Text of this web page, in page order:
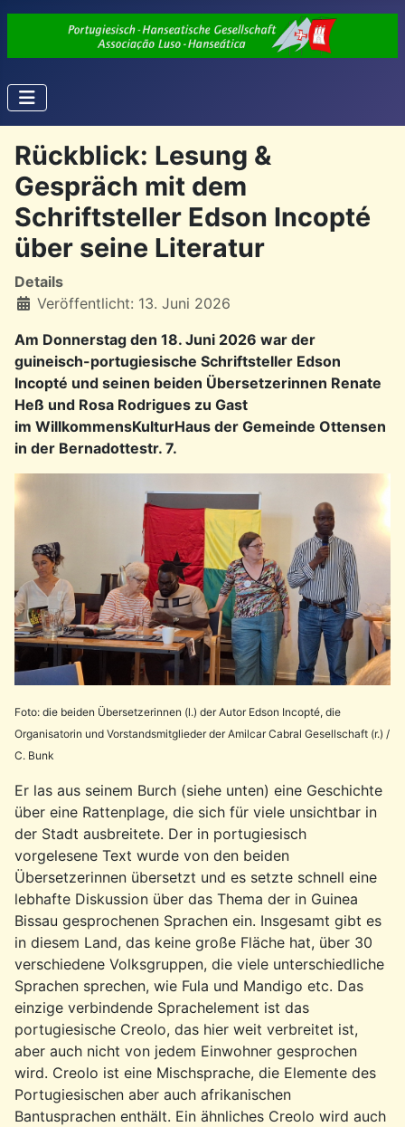
Rückblick: Lesung &
Gespräch mit dem
Schriftsteller Edson Incopté
über seine Literatur
Details
Veröffentlicht: 13. Juni 2026
Am Donnerstag den 18. Juni 2026 war der
guineisch-portugiesische Schriftsteller Edson
Incopté und seinen beiden Übersetzerinnen Renate
Heß und Rosa Rodrigues zu Gast
im WillkommensKulturHaus der Gemeinde Ottensen
in der Bernadottestr. 7.
Foto: die beiden Übersetzerinnen (l.) der Autor Edson Incopté, die
Organisatorin und Vorstandsmitglieder der Amilcar Cabral Gesellschaft (r.) /
C. Bunk
Er las aus seinem Burch (siehe unten) eine Geschichte
über eine Rattenplage, die sich für viele unsichtbar in
der Stadt ausbreitete. Der in portugiesisch
vorgelesene Text wurde von den beiden
Übersetzerinnen übersetzt und es setzte schnell eine
lebhafte Diskussion über das Thema der in Guinea
Bissau gesprochenen Sprachen ein. Insgesamt gibt es
in diesem Land, das keine große Fläche hat, über 30
verschiedene Volksgruppen, die viele unterschiedliche
Sprachen sprechen, wie Fula und Mandigo etc. Das
einzige verbindende Sprachelement ist das
portugiesische Creolo, das hier weit verbreitet ist,
aber auch nicht von jedem Einwohner gesprochen
wird. Creolo ist eine Mischsprache, die Elemente des
Portugiesischen aber auch afrikanischen
Bantusprachen enthält. Ein ähnliches Creolo wird auch